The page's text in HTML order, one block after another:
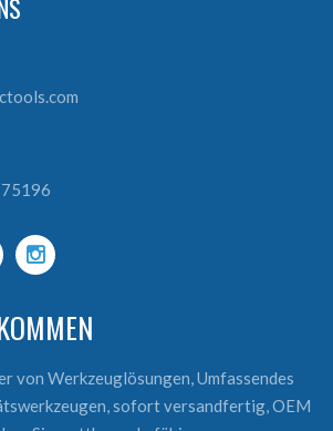
von Werkzeuglösungen, Umfassendes
sofort versandfertig, OEM